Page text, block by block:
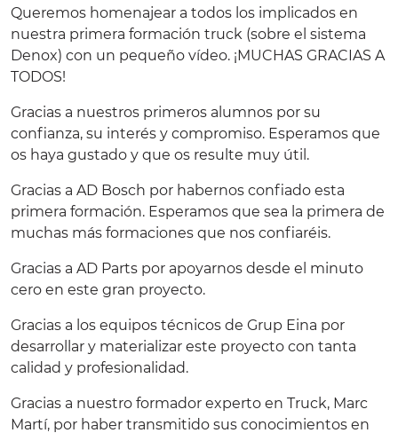
Queremos homenajear a todos los implicados en
nuestra primera formación truck (sobre el sistema
Denox) con un pequeño vídeo. ¡MUCHAS GRACIAS A
TODOS!
Gracias a nuestros primeros alumnos por su
confianza, su interés y compromiso. Esperamos que
os haya gustado y que os resulte muy útil.
Gracias a AD Bosch por habernos confiado esta
primera formación. Esperamos que sea la primera de
muchas más formaciones que nos confiaréis.
Gracias a AD Parts por apoyarnos desde el minuto
cero en este gran proyecto.
Gracias a los equipos técnicos de Grup Eina por
desarrollar y materializar este proyecto con tanta
calidad y profesionalidad.
Gracias a nuestro formador experto en Truck, Marc
Martí, por haber transmitido sus conocimientos en